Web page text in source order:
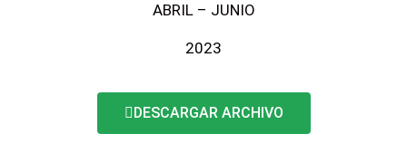
ABRIL – JUNIO
2023
DESCARGAR ARCHIVO